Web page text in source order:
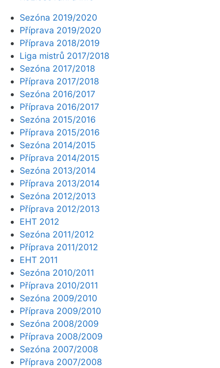
Sezóna 2019/2020
Příprava 2019/2020
Příprava 2018/2019
Liga mistrů 2017/2018
Sezóna 2017/2018
Příprava 2017/2018
Sezóna 2016/2017
Příprava 2016/2017
Sezóna 2015/2016
Příprava 2015/2016
Sezóna 2014/2015
Příprava 2014/2015
Sezóna 2013/2014
Příprava 2013/2014
Sezóna 2012/2013
Příprava 2012/2013
EHT 2012
Sezóna 2011/2012
Příprava 2011/2012
EHT 2011
Sezóna 2010/2011
Příprava 2010/2011
Sezóna 2009/2010
Příprava 2009/2010
Sezóna 2008/2009
Příprava 2008/2009
Sezóna 2007/2008
Příprava 2007/2008